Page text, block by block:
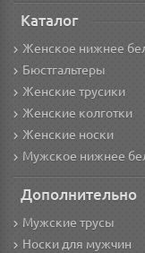
Каталог
Женское нижнее
Бюстгальтеры
Женские трусики
Женские колготки
Женские носки
Мужское нижнее
Дополнительно
Мужские трусы
Носки для мужчин